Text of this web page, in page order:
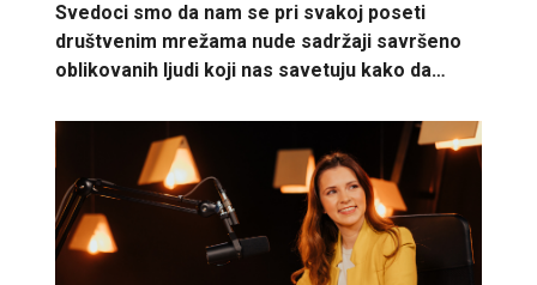
Svedoci smo da nam se pri svakoj poseti
društvenim mrežama nude sadržaji savršeno
oblikovanih ljudi koji nas savetuju kako da…